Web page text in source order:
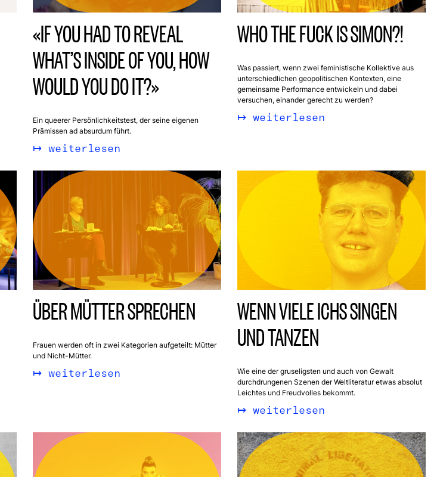
«IF YOU HAD TO REVEAL
WHAT’S INSIDE OF YOU, HOW
WOULD YOU DO IT?»
Ein queerer Persönlichkeitstest, der seine eigenen
Prämissen ad absurdum führt.
weiterlesen
WHO THE FUCK IS SIMON?!
Was passiert, wenn zwei feministische Kollektive aus
unterschiedlichen geopolitischen Kontexten, eine
gemeinsame Performance entwickeln und dabei
versuchen, einander gerecht zu werden?
weiterlesen
ÜBER MÜTTER SPRECHEN
Frauen werden oft in zwei Kategorien aufgeteilt: Mütter
und Nicht-Mütter.
weiterlesen
WENN VIELE ICHS SINGEN
UND TANZEN
Wie eine der gruseligsten und auch von Gewalt
durchdrungenen Szenen der Weltliteratur etwas absolut
Leichtes und Freudvolles bekommt.
weiterlesen